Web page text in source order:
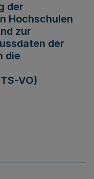
der
Hochschulen
zur
der
die
VO)